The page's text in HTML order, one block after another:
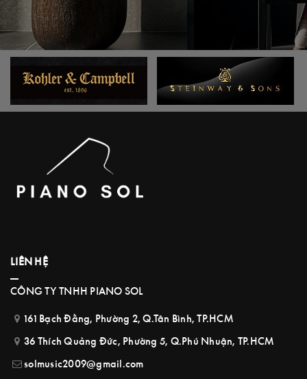
LIÊN HỆ
CÔNG TY TNHH PIANO SOL
161 Bạch Đằng, Phường 2, Q.Tân Bình, TP.HCM
36 Thích Quảng Đức, Phường 5, Q.Phú Nhuận, TP.HCM
solmusic2009@gmail.com